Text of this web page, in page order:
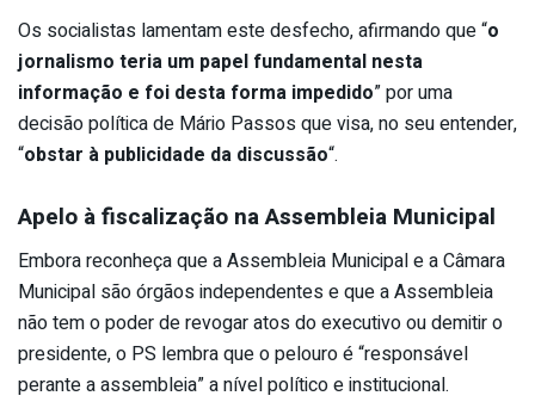
Os socialistas lamentam este desfecho, afirmando que “o
jornalismo teria um papel fundamental nesta
informação e foi desta forma impedido” por uma
decisão política de Mário Passos que visa, no seu entender,
“obstar à publicidade da discussão“.
Apelo à fiscalização na Assembleia Municipal
Embora reconheça que a Assembleia Municipal e a Câmara
Municipal são órgãos independentes e que a Assembleia
não tem o poder de revogar atos do executivo ou demitir o
presidente, o PS lembra que o pelouro é “responsável
perante a assembleia” a nível político e institucional.